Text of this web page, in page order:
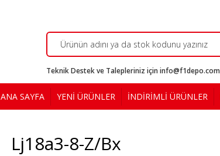
Teknik Destek ve Talepleriniz için info@f1depo.com
ANA SAYFA YENİ ÜRÜNLER İNDİRİMLİ ÜRÜNLER
Lj18a3-8-Z/bx